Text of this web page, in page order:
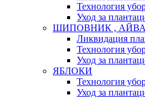
Технология
Уход за
ШИПОВНИК ,
Ликвидация
Технология
Уход за
ЯБЛОКИ
Технология
Уход за